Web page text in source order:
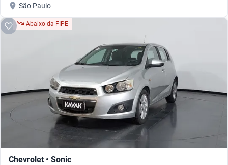
São Paulo
Abaixo da FIPE
Chevrolet • Sonic